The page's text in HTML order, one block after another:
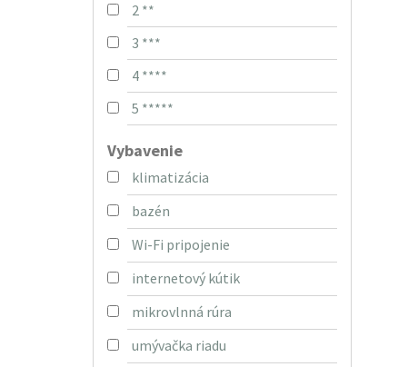
2 **
3 ***
4 ****
5 *****
Vybavenie
klimatizácia
bazén
Wi-Fi pripojenie
internetový kútik
mikrovlnná rúra
umývačka riadu